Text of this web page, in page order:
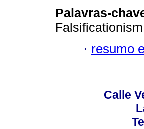
Palavras-
· resumo
Calle